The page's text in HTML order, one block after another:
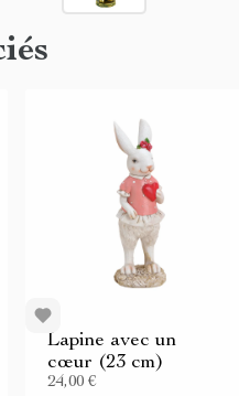
Lapine avec un
cœur (23 cm)
24,00 €